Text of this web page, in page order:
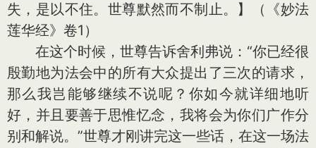
失，是以不住。世尊默然而不制止。】（《妙法
莲华经》卷1）
在这个时候，世尊告诉舍利弗说：“你已经很
殷勤地为法会中的所有大众提出了三次的请求，
那么我岂能够继续不说呢？你如今就详细地听
好，并且要善于思惟忆念，我将会为你们广作分
别和解说。”世尊才刚讲完这一些话，在这一场法